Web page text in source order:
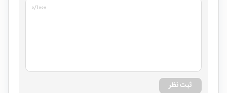
۰/۱۰۰۰
ثبت نظر